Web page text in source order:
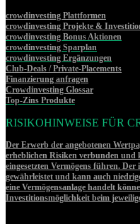
crowdinvesting Plattformen
crowdinvesting Projekte &
crowdinvesting Bonus Aktionen
crowdinvesting Sparplan
crowdinvesting Ergänzungen
Club-Deals / Private-Placements
Finanzierung anfragen
Crowdinvesting Glossar
Top-Zins Produkte
RISIKOHINWEISE FÜR
Der Erwerb der angebotenen
erheblichen Risiken verbunden und
eingesetzten Vermögens führen.
gewährleistet und kann auch
eine Vermögensanlage handelt
Investitionsmöglichkeit beim